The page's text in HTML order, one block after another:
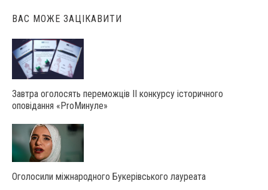
ВАС МОЖЕ ЗАЦІКАВИТИ
Завтра оголосять переможців ІІ конкурсу історичного
оповідання «ProМинуле»
Оголосили міжнародного Букерівського лауреата